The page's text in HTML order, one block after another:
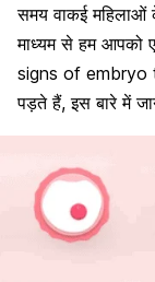
समय वाकई
माध्यम से हम आपको
signs of embryo
पड़ते हैं, इस बारे में